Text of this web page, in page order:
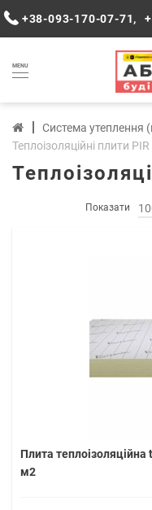
+38-093-170-07-71,
MENU
Система утеплення
Теплоізоляційні плити PIR
Показати
Плита
м2